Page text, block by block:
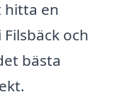
hitta en
och
bästa